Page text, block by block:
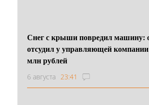
Снег с крыши повредил машину:
отсудил у управляющей
млн рублей
6 августа 23:41